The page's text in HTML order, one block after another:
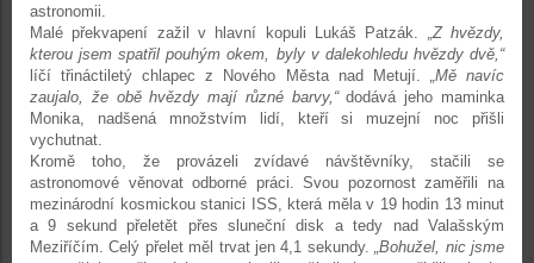
astronomii.
Malé překvapení zažil v hlavní kopuli Lukáš Patzák. „Z hvězdy,
kterou jsem spatřil pouhým okem, byly v dalekohledu hvězdy dvě,“
líčí třináctiletý chlapec z Nového Města nad Metují. „Mě navíc
zaujalo, že obě hvězdy mají různé barvy,“dodává jeho maminka
Monika, nadšená množstvím lidí, kteří si muzejní noc přišli
vychutnat.
Kromě toho, že provázeli zvídavé návštěvníky, stačili se
astronomové věnovat odborné práci. Svou pozornost zaměřili na
mezinárodní kosmickou stanici ISS, která měla v 19 hodin 13 minut
a 9 sekund přeletět přes sluneční disk a tedy nad Valašským
Meziříčím. Celý přelet měl trvat jen 4,1 sekundy.„Bohužel, nic jsme